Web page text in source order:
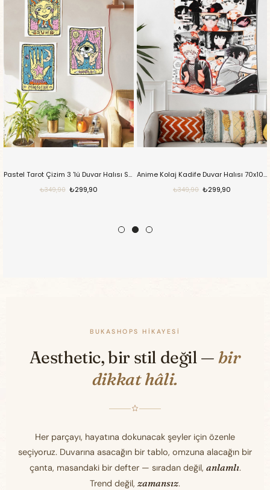
Pastel Tarot Çizim 3 'lü Duvar Halısı Seti
Anime Kolaj Kadife Duvar Halısı 70x100 cm
₺299,90
₺349,90 ₺299,90
₺349,90
BUKASHOPS HIKAYESI
Aesthetic, bir stil değil — bir
dikkat hâli.
Her parçayı, hayatına dokunacak şeyler için özenle
seçiyoruz. Duvarına asacağın bir tablo, omzuna alacağın bir
çanta, masandaki bir defter — sıradan değil, anlamlı.
Trend değil, zamansız.